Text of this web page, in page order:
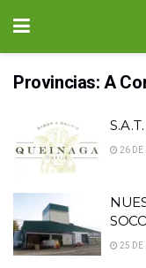
Provincias:A
26 DE
25 DE